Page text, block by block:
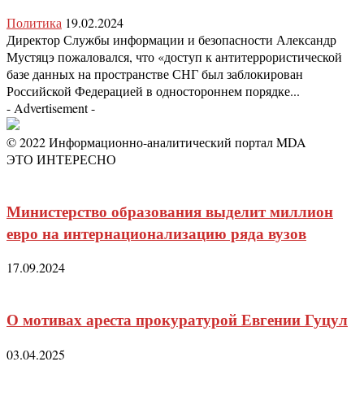
Политика 19.02.2024
Директор Службы информации и безопасности Александр
Мустяцэ пожаловался, что «доступ к антитеррористической
базе данных на пространстве СНГ был заблокирован
Российской Федерацией в одностороннем порядке...
- Advertisement -
© 2022 Информационно-аналитический портал MDA
ЭТО ИНТЕРЕСНО
Министерство образования выделит миллион
евро на интернационализацию ряда вузов
17.09.2024
О мотивах ареста прокуратурой Евгении Гуцул
03.04.2025